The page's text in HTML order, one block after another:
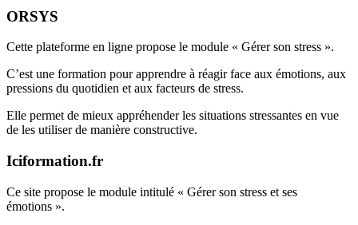
ORSYS
Cette plateforme en ligne propose le module « Gérer son stress ».
C’est une formation pour apprendre à réagir face aux émotions, aux
pressions du quotidien et aux facteurs de stress.
Elle permet de mieux appréhender les situations stressantes en vue
de les utiliser de manière constructive.
Iciformation.fr
Ce site propose le module intitulé « Gérer son stress et ses
émotions ».